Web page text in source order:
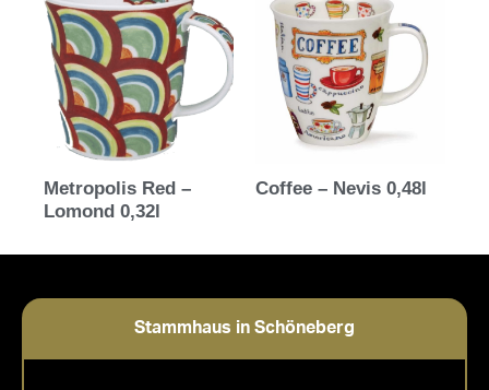
Metropolis Red –
Lomond 0,32l
Coffee – Nevis 0,48l
Stammhaus in Schöneberg